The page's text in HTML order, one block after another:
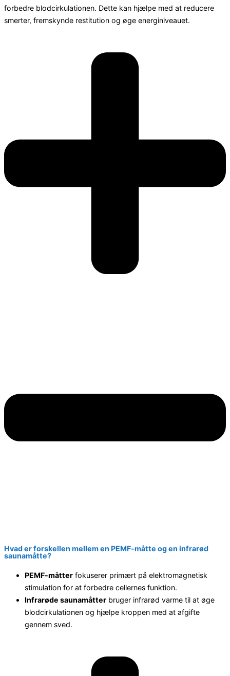
forbedre blodcirkulationen. Dette kan hjælpe med at reducere
smerter, fremskynde restitution og øge energiniveauet.
Hvad er forskellen mellem en PEMF-måtte og en infrarød
saunamåtte?
PEMF-måtter fokuserer primært på elektromagnetisk
stimulation for at forbedre cellernes funktion.
Infrarøde saunamåtter bruger infrarød varme til at øge
blodcirkulationen og hjælpe kroppen med at afgifte
gennem sved.